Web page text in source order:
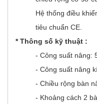
Hệ thống điều
tiêu chuẩn CE.
* Thông số kỹ thuật :
- Công suất nâng:
- Công suất nâng
- Chiều rộng bàn
- Khoảng cách 2